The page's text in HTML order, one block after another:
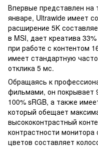
Впервые представлен на
январе, Ultrawide имеет
расширение 5K
в MSI, дает креатива
при работе с контентом
имеет стандартную
отклика 5 мс.
Обращаясь к
фильмами, он покрывает
100% sRGB, а также
который обещает
высококонтрастный
контрастности монитора
цветов составляет